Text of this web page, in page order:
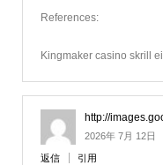
References:
Kingmaker casino skrill
http://
2026年 7月 12日
返信 引用